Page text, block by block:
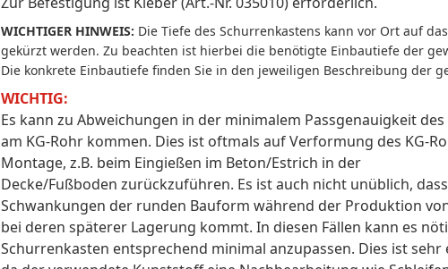
WICHTIGER HINWEIS: Die Tiefe des Schurrenkastens kann vor Ort auf
gekürzt werden. Zu beachten ist hierbei die benötigte Einbautiefe der
Die konkrete Einbautiefe finden Sie in den jeweiligen Beschreibung der
WICHTIG:
Es kann zu Abweichungen in der minimalem Passgenauigkeit
am KG-Rohr kommen. Dies ist oftmals auf Verformung des KG-
Montage, z.B. beim Eingießen im Beton/Estrich in der
Decke/Fußboden zurückzuführen. Es ist auch nicht unüblich,
Schwankungen der runden Bauform während der Produktion
bei deren späterer Lagerung kommt. In diesen Fällen kann es
Schurrenkasten entsprechend minimal anzupassen. Dies ist sehr